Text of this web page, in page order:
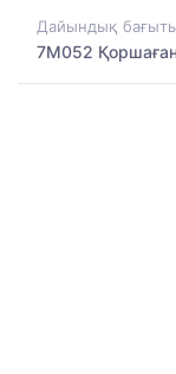
Дайындық
7M052